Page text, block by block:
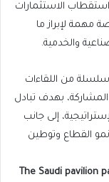
الاستثمارات
مهمة لإبراز ما
والخدمية.
من اللقاءات
المشاركة، بهدف تبادل
إلى جانب
نمو القطاع وتوطين
The Saudi pavilion